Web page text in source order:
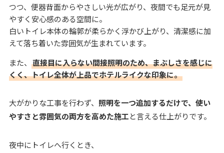
つつ、便器背面からやさしい光が広がり、夜間でも足元が見
やすく安心感のある空間に。
白いトイレ本体の輪郭が柔らかく浮かび上がり、清潔感に加
えて落ち着いた雰囲気が生まれています。
また、 直接目に入らない間接照明のため、まぶしさを感じに
くく、トイレ全体が上品でホテルライクな印象に。
大がかりな工事を行わず、 照明を一つ追加するだけで、使い
やすさと雰囲気の両方を高めた施工と言える仕上がりです。
夜中にトイレへ行くとき、